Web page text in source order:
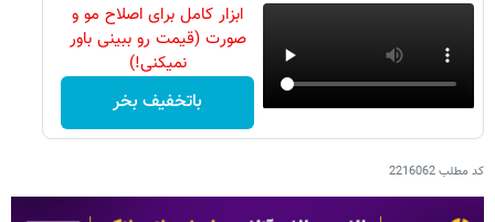
ابزار کامل برای اصلاح مو و
صورت (قیمت رو ببینی باور
نمیکنی!)
باتخفیف بخر
کد مطلب2216062